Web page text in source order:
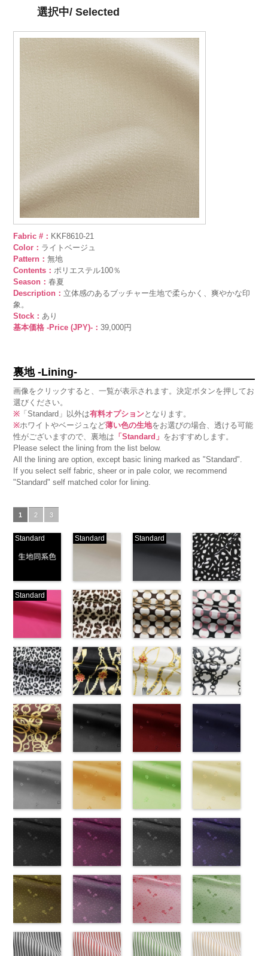
選択中/ Selected
Fabric #： KKF8610-21
Color： ライトベージュ
Pattern：無地
Contents：ポリエステル100％
Season：春夏
Description： 立体感のあるブッチャー生地で柔らかく、爽やかな印
象。
Stock：あり
基本価格 -Price (JPY)-：39,000円
裏地 -Lining-
画像をクリックすると、一覧が表示されます。決定ボタンを押してお
選びください。
※ 「Standard」以外は有料オプションとなります。
※ホワイトやベージュなど薄い色の生地をお選びの場合、透ける可能
性がございますので、裏地は 「Standard」 をおすすめします。
Please select the lining from the list below.
All the lining are option, except basic lining marked as "Standard".
If you select self fabric, sheer or in pale color, we recommend
"Standard" self matched color for lining.
1 2 3
(-/TK)
http://www.anys.co.jp/wp-
content/uploads/2013/04/jpg
ステル100％
CHARALIST、
d.、
DOLCELABY、
JEANNE、
LUNAMARY、
LUNAMARY
ラージサイ
Macolina、
NUDE、
pinkywolman
Standard
(221/OT)
http://www.anys.co.jp/wp-
content/uploads/2013/04/221.jpg
221 ベージュ
ステル100％
CHARALIST、
d.、
DOLCELABY、
JEANNE、
LUNAMARY、
LUNAMARY
ラージサイ
Macolina、
NUDE、
pinkywolman
Standard
(19/OT)
http://www.anys.co.jp/wp-
content/uploads/2013/02/19.jpg
19 ブラック
ステル100％
CHARALIST、
d.、
DOLCELABY、
JEANNE、
LUNAMARY、
LUNAMARY
ラージサイ
Macolina、
NUDE、
pinkywolman
Standard
ワイト模様
(KKP3601-
24-C)
http://
24-c.jpg
KKP3601-24-
C ブラック×
ホワイト
テル100％
DOLCELABY、
FairyRose
(777/OT)
http://www.anys.co.jp/wp-
content/uploads/2013/08/777.jpg
777 ピンク
ステル100％
CHARALIST、
d.、
DOLCELABY、
JEANNE、
LUNAMARY、
LUNAMARY
ラージサイ
Macolina、
NUDE、
pinkywolman
Standard
ブラウン
(KKP1092-
55-B/UN)
http://www.anys.co.jp/wp-
55-b.jpg
KKP1092-55-
ブラウン
レオパード柄
100％
DOLCELABY
6000
柄ベージュ
(KKP1092-
93-C/UN)
http://www.anys.co.jp/wp-
93-c.jpg
KKP1092-93-
ベージュ
幾何学ドット
テル100％
DOLCELABY
柄ピンク
(KKP1092-
93-D/UN)
http://
93-d.jpg
KKP1092-93-
ピンク
100％
DOLCELABY
グレー
(KKP1092-
55-C/UN)
http://www.anys.co.jp/wp-
55-c.jpg
KKP1092-55-
グレー
オパード柄
100％
DOLCELABY
6000
ト柄ブラック
(KKP1092-
137-D/UN)
http://www.anys.co.jp/wp-
137-d.jpg
KKP1092-
137-D ブラッ
チェーン
リエステル
100％
DOLCELABY
6000
ト柄ホワイト
(KKP1092-
137-A/UN)
http://www.anys.co.jp/wp-
137-a.jpg
KKP1092-
ホワイ
チェーン
リエステル
100％
DOLCELABY
6000
ワイト
(KKP2090-
145-A/UN)
145-a.jpg
KKP2090-
ホワイ
チェーン
テル100％
DOLCELABY
6000
ラウン
(KKP21090-
145-B/UN)
http://www.anys.co.jp/wp-
145-b.jpg
KKP2090-
145-B
ブラウ
チェーン
テル100％
DOLCELABY
6000
(AK203-
55/LT)
http://www.anys.co.jp/wp-
content/uploads/2013/05/ak203-
AK203-55 ブ
ラック
花柄
キュプラ
100％
FairyRose
6000
(AK203-
51/LT)
http://www.anys.co.jp/wp-
content/uploads/2013/05/ak203-
AK203-51 レ
ッド
花柄
キ
ュプラ100％
DOLCELABY、
6000
(AK203-
50/LT)
http://
content/uploads/
AK203-50 ネ
イビー
キュプラ
100％
FairyRose
6000
(AK203-
31/LT)
http://www.anys.co.jp/wp-
content/uploads/2013/05/ak203-
AK203-31 グ
レー 花柄 キ
ュプラ100％
DOLCELABY、
6000
(AK203-
29/LT)
http://www.anys.co.jp/wp-
content/uploads/2013/05/ak203-
AK203-29 オ
レンジ
花柄
キュプラ
100％
FairyRose
6000
(AK203-
27/LT)
http://www.anys.co.jp/wp-
content/uploads/2013/05/ak203-
AK203-27 グ
リーン 花柄
キュプラ
100％
FairyRose
6000
(AK203-
11/LT)
http://
content/uploads/
11 ベージュ
花柄 キュプ
ラ100％
DOLCELABY、
6000
ラック
(AK201-
55/LT)
http://www.anys.co.jp/wp-
55.jpg
AK201-55 ブ
ンク(AK201-
53/LT)
http://www.anys.co.jp/wp-
content/uploads/2013/05/ak201-
AK201-53 ピ
ンク 花柄ド
レー(AK201-
52/LT)
http://www.anys.co.jp/wp-
content/uploads/2013/04/ak201-
AK201-52 グ
レー 花柄ド
イビー
(AK201-
50/LT)
http://
50.jpg
AK201-50 ネ
エロー
(AK201-
ープル
(AK201-
ッド(AK201-
29/LT)
リーン
(AK201-